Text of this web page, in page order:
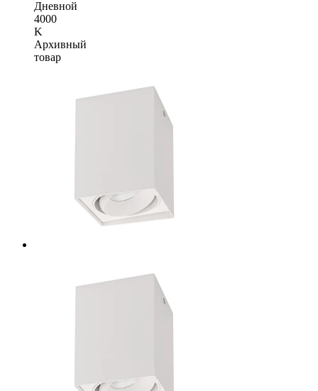
Дневной
4000
K
Архивный
товар